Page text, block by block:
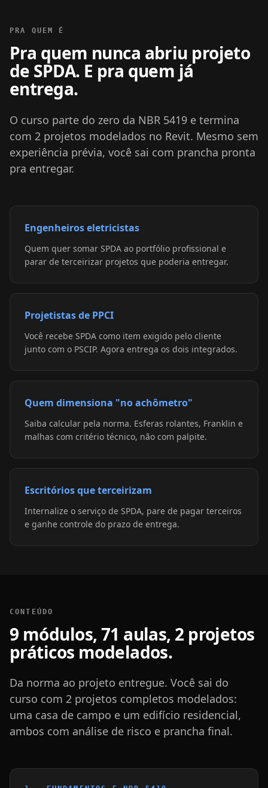
PRA QUEM É
Pra quem nunca abriu projeto
de SPDA. E pra quem já
entrega.
O curso parte do zero da NBR 5419 e termina
com 2 projetos modelados no Revit. Mesmo sem
experiência prévia, você sai com prancha pronta
pra entregar.
Engenheiros eletricistas
Quem quer somar SPDA ao portfólio profissional e
parar de terceirizar projetos que poderia entregar.
Projetistas de PPCI
Você recebe SPDA como item exigido pelo cliente
junto com o PSCIP. Agora entrega os dois integrados.
Quem dimensiona "no achômetro"
Saiba calcular pela norma. Esferas rolantes, Franklin e
malhas com critério técnico, não com palpite.
Escritórios que terceirizam
Internalize o serviço de SPDA, pare de pagar terceiros
e ganhe controle do prazo de entrega.
CONTEÚDO
9 módulos, 71 aulas, 2 projetos
práticos modelados.
Da norma ao projeto entregue. Você sai do
curso com 2 projetos completos modelados:
uma casa de campo e um edifício residencial,
ambos com análise de risco e prancha final.